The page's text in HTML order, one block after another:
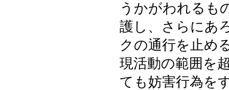
うかがわれるも
護し、さらにあ
クの通行を止め
現活動の範囲を
ても妨害行為を